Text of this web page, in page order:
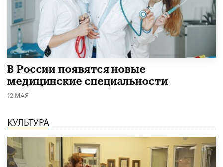
В России появятся новые
медицинские специальности
12 МАЯ
КУЛЬТУРА